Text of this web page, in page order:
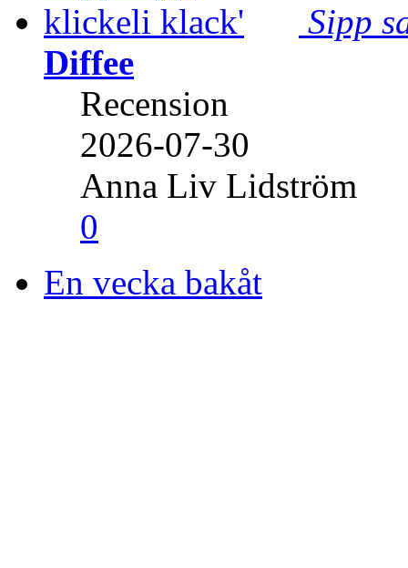
Sipp
Diffee
Recension
2026-07-30
Anna Liv Lidström
0
En vecka bakåt